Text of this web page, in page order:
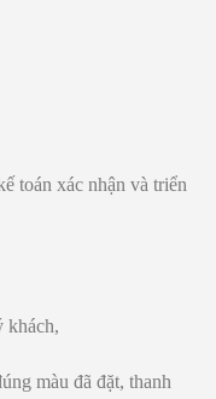
toán xác nhận và triển
khách,
màu đã đặt, thanh